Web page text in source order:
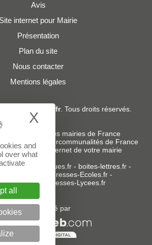
Avis
Site internet pour Mairie
Présentation
Plan du site
Nous contacter
Mentions légales
Mairies.fr. Tous droits réservés.
Services :
e-mails des mairies de France
e-mails des intercommunalités de France
du site internet de votre mairie
:donneespubliques.fr- boites-lettres.fr-
Adresses-Ecoles.fr -
Colleges.fr- Adresses-Lycees.fr
Un service édité par
and
over what
all
X